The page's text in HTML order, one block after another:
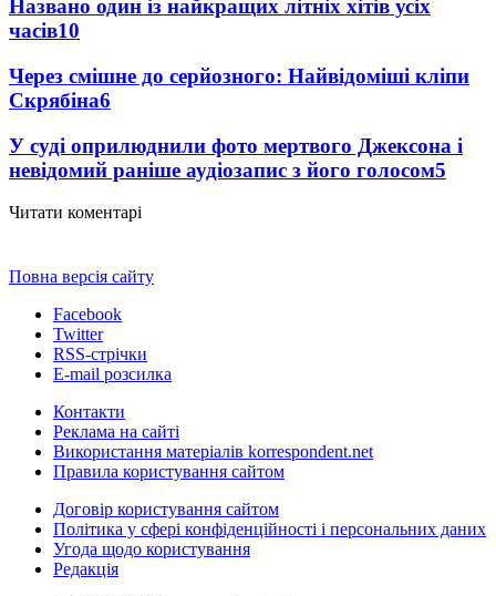
Названо один із найкращих літніх хітів усіх
часів10
Через смішне до серйозного: Найвідоміші кліпи
Скрябіна6
У суді оприлюднили фото мертвого Джексона і
невідомий раніше аудіозапис з його голосом5
Читати коментарі
Повна версія сайту
Facebook
Twitter
RSS-стрічки
E-mail розсилка
Контакти
Реклама на сайті
Використання матеріалів korrespondent.net
Правила користування сайтом
Договір користування сайтом
Політика у сфері конфіденційності і персональних даних
Угода щодо користування
Редакція